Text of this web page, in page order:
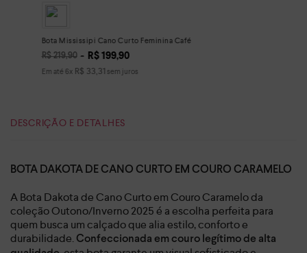
Bota Mississipi Cano Curto Feminina Café
R$ 219,90 R$ 199,90
Em até 6x R$ 33,31 sem juros
DESCRIÇÃO E DETALHES
BOTA DAKOTA DE CANO CURTO EM COURO CARAMELO
A Bota Dakota de Cano Curto em Couro Caramelo da
coleção Outono/Inverno 2025 é a escolha perfeita para
quem busca um calçado que alia estilo, conforto e
durabilidade. Confeccionada em couro legítimo de alta